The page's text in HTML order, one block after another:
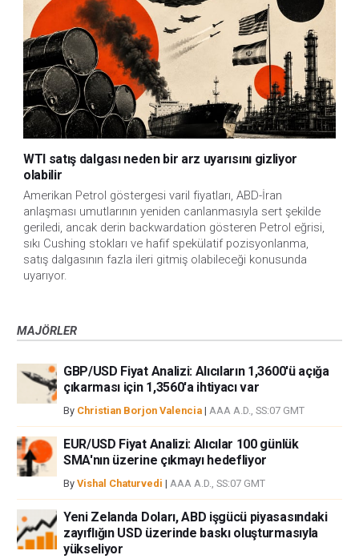
WTI satış dalgası neden bir arz uyarısını gizliyor
olabilir
Amerikan Petrol göstergesi varil fiyatları, ABD-İran
anlaşması umutlarının yeniden canlanmasıyla sert şekilde
geriledi, ancak derin backwardation gösteren Petrol eğrisi,
sıkı Cushing stokları ve hafif spekülatif pozisyonlanma,
satış dalgasının fazla ileri gitmiş olabileceği konusunda
uyarıyor.
MAJÖRLER
GBP/USD Fiyat Analizi: Alıcıların 1,3600'ü açığa
çıkarması için 1,3560'a ihtiyacı var
By Christian Borjon Valencia | AAA A.D., SS:07 GMT
EUR/USD Fiyat Analizi: Alıcılar 100 günlük
SMA'nın üzerine çıkmayı hedefliyor
By Vishal Chaturvedi | AAA A.D., SS:07 GMT
Yeni Zelanda Doları, ABD işgücü piyasasındaki
zayıflığın USD üzerinde baskı oluşturmasıyla
yükseliyor